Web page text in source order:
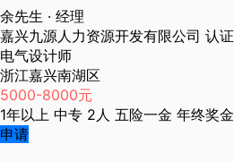
余先生 · 经理
嘉兴九源人力资源开发有限公司 认证
电气设计师
浙江嘉兴南湖区
5000-8000元
1年以上 中专 2人 五险一金 年终奖金
申请